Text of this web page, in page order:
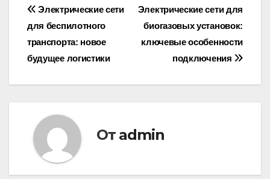
Навигация
по
записям
Электрические сети для
биогазовых установок:
ключевые особенности
подключения
Электрические сети
для беспилотного
транспорта: новое
будущее логистики
От admin